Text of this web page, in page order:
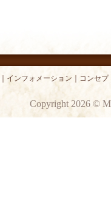
インフォメーション コンセプ
Copyright 2026 ©